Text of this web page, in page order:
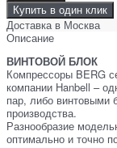
Купить в один клик
Доставка в Москва
Описание
ВИНТОВОЙ БЛОК
Компрессоры BERG
компании Hanbell –
пар, либо винтовыми
производства.
Разнообразие
оптимально и точно